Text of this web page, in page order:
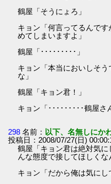
鶴屋「そうにょろ」
キョン「何言ってるんで
めてしまいますよ」
鶴屋「･････････」
キョン「本当においしそ
な」
鶴屋「キョン君！」
キョン「･････････鶴屋さ
298 名前： 以下、名無しにか
投稿日：2008/07/27(日)
鶴屋「キョン君は絶対気
んな態度で接してほしくな
キョン「だから俺は気にし